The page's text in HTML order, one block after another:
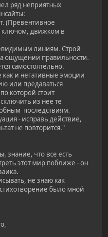
ряд неприятных
(Превентивное
ключом, движком в
линиям. Строй
ощущении правильности.
самостоятельно.
как и негативные эмоции
или предаваться
которой стоит
из нее те
последствиям.
- исправь действие,
не повторится."
знание, что все есть
этот мир поближе - он
не знаю как
было мной